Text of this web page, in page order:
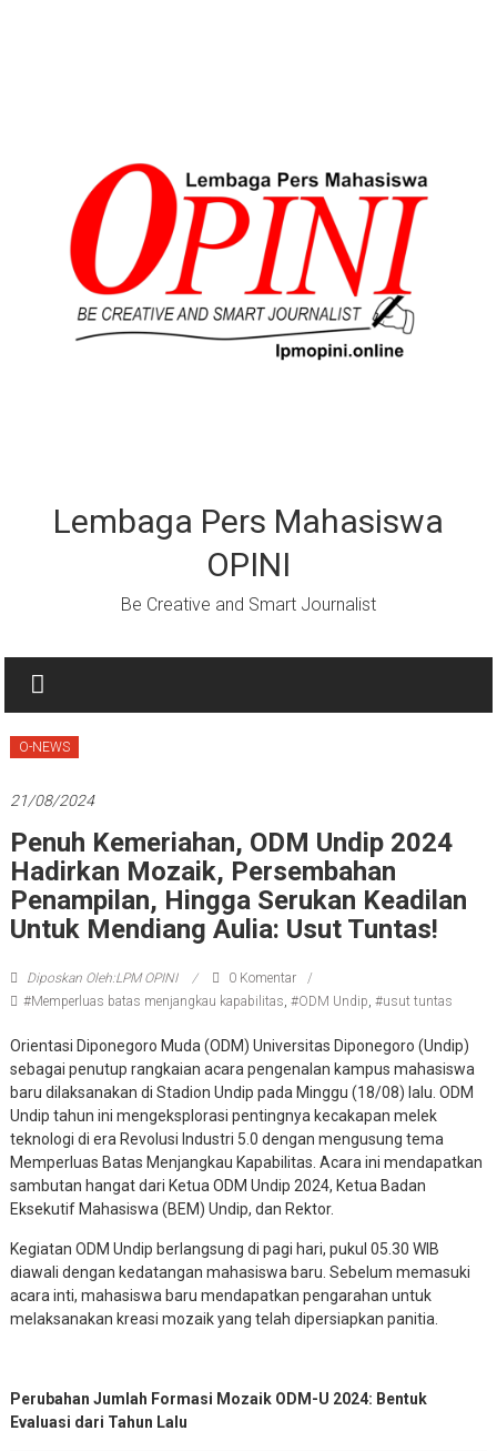
Lembaga Pers Mahasiswa
OPINI
Be Creative and Smart Journalist
O-NEWS
21/08/2024
Penuh Kemeriahan, ODM Undip 2024
Hadirkan Mozaik, Persembahan
Penampilan, Hingga Serukan Keadilan
Untuk Mendiang Aulia: Usut Tuntas!
Diposkan Oleh:LPM OPINI
0 Komentar
#Memperluas batas menjangkau kapabilitas, #ODM Undip, #usut tuntas
Orientasi Diponegoro Muda (ODM) Universitas Diponegoro (Undip)
sebagai penutup rangkaian acara pengenalan kampus mahasiswa
baru dilaksanakan di Stadion Undip pada Minggu (18/08) lalu. ODM
Undip tahun ini mengeksplorasi pentingnya kecakapan melek
teknologi di era Revolusi Industri 5.0 dengan mengusung tema
Memperluas Batas Menjangkau Kapabilitas. Acara ini mendapatkan
sambutan hangat dari Ketua ODM Undip 2024, Ketua Badan
Eksekutif Mahasiswa (BEM) Undip, dan Rektor.
Kegiatan ODM Undip berlangsung di pagi hari, pukul 05.30 WIB
diawali dengan kedatangan mahasiswa baru. Sebelum memasuki
acara inti, mahasiswa baru mendapatkan pengarahan untuk
melaksanakan kreasi mozaik yang telah dipersiapkan panitia.
Perubahan Jumlah Formasi Mozaik ODM-U 2024: Bentuk
Evaluasi dari Tahun Lalu